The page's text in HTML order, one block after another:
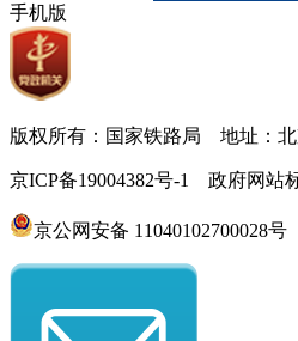
手机版
版权所有：国家铁路局 地址：北
京ICP备19004382号-1 政府网站
京公网安备 11040102700028号